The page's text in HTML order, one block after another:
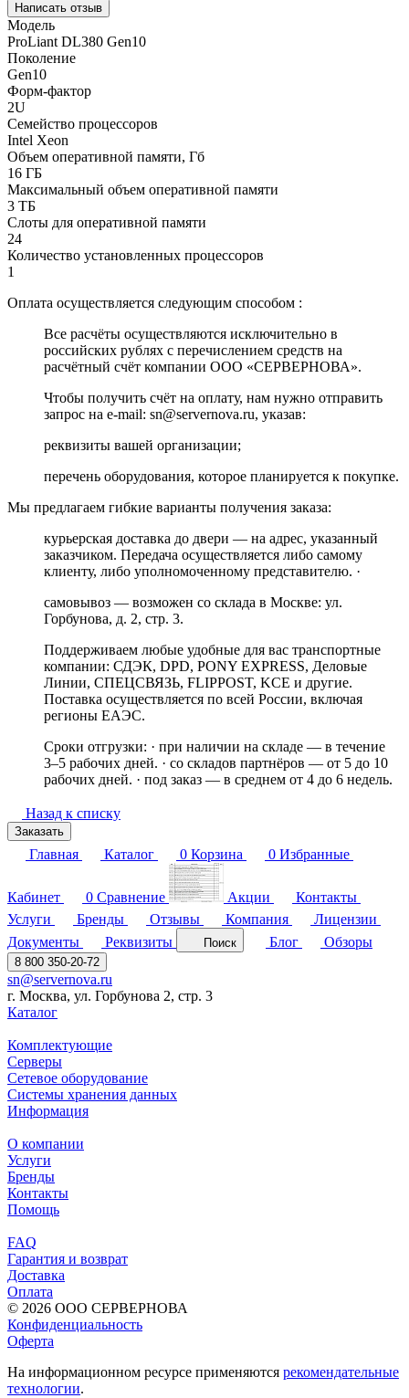
Написать отзыв
Модель
ProLiant DL380 Gen10
Поколение
Gen10
Форм-фактор
2U
Семейство процессоров
Intel Xeon
Объем оперативной памяти, Гб
16 ГБ
Максимальный объем оперативной памяти
3 ТБ
Слоты для оперативной памяти
24
Количество установленных процессоров
1
Оплата осуществляется следующим способом :
Все расчёты осуществляются исключительно в
российских рублях с перечислением средств на
расчётный счёт компании ООО «СЕРВЕРНОВА».
Чтобы получить счёт на оплату, нам нужно отправить
запрос на e-mail: sn@servernova.ru, указав:
реквизиты вашей организации;
перечень оборудования, которое планируется к покупке.
Мы предлагаем гибкие варианты получения заказа:
курьерская доставка до двери — на адрес, указанный
заказчиком. Передача осуществляется либо самому
клиенту, либо уполномоченному представителю. ·
самовывоз — возможен со склада в Москве: ул.
Горбунова, д. 2, стр. 3.
Поддерживаем любые удобные для вас транспортные
компании: СДЭК, DPD, PONY EXPRESS, Деловые
Линии, СПЕЦСВЯЗЬ, FLIPPOST, KCE и другие.
Поставка осуществляется по всей России, включая
регионы ЕАЭС.
Сроки отгрузки: · при наличии на складе — в течение
3–5 рабочих дней. · со складов партнёров — от 5 до 10
рабочих дней. · под заказ — в среднем от 4 до 6 недель.
Назад к списку
Заказать
Главная Каталог 0 Корзина 0 Избранные
Кабинет 0 Сравнение Акции
Контакты
Услуги
Бренды Отзывы Компания
Лицензии
Документы
Реквизиты Поиск Блог Обзоры
8 800 350-20-72
sn@servernova.ru
г. Москва, ул. Горбунова 2, стр. 3
Каталог
Комплектующие
Серверы
Сетевое оборудование
Системы хранения данных
Информация
О компании
Услуги
Бренды
Контакты
Помощь
FAQ
Гарантия и возврат
Доставка
Оплата
© 2026 ООО СЕРВЕРНОВА
Конфиденциальность
Оферта
На информационном ресурсе применяются рекомендательные
технологии.